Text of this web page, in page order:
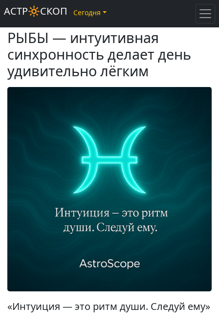
РЫБЫ — интуитивная
синхронность делает день
удивительно лёгким
«Интуиция — это ритм души. Следуй ему»
АСТР🔆СКОП Сегодня